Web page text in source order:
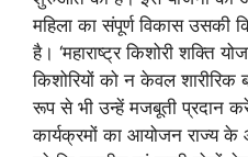
महिला का संपूर्ण विकास उसकी
है। ‘महाराष्ट्र किशोरी शक्ति
किशोरियों को न केवल
रूप से भी उन्हें मजबूती प्रदान
कार्यक्रमों का आयोजन राज्य के